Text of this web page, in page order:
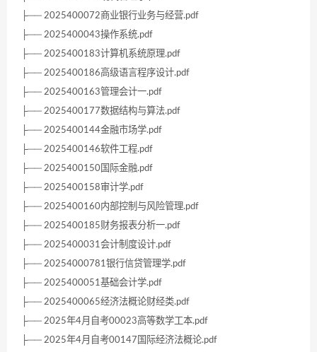
├── 2025400072商业银行业务与经营.pdf
├── 2025400043操作系统.pdf
├── 2025400183计算机系统原理.pdf
├── 2025400186高级语言程序设计.pdf
├── 2025400163管理会计一.pdf
├── 2025400177数据结构与算法.pdf
├── 2025400144金融市场学.pdf
├── 2025400146软件工程.pdf
├── 2025400150国际金融.pdf
├── 2025400158审计学.pdf
├── 2025400160内部控制与风险管理.pdf
├── 2025400185财务报表分析一.pdf
├── 2025400031会计制度设计.pdf
├── 20254000781银行信贷管理学.pdf
├── 2025400051基础会计学.pdf
├── 2025400065经济法概论财经类.pdf
├── 2025年4月自考00023高等数学工本.pdf
├── 2025年4月自考00147国际经济法概论.pdf